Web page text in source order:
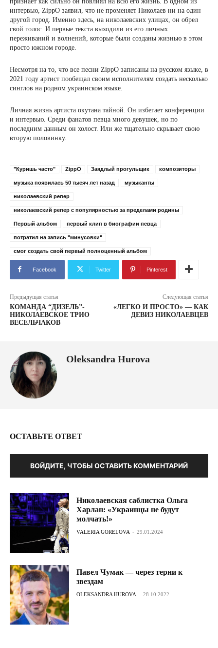
интервью, ZippO заявил, что не променяет Николаев ни на один
другой город. Именно здесь, на николаевских улицах, он обрел
свой голос. И первые текста выходили из его личных
переживаний и волнений, которые были созданы жизнью в этом
просто южном городе.
Несмотря на то, что все песни ZippO записаны на русском языке, в
2021 году артист пообещал своим исполнителям создать несколько
синглов на родном украинском языке.
Личная жизнь артиста окутана тайной. Он избегает конференции
и интервью. Среди фанатов певца много девушек, но по
последним данным он холост. Или же тщательно скрывает свою
вторую половинку.
"Куришь часто" ZippO Заядлый прогульщик композиторы
музыка появилась 50 тысяч лет назад музыканты
николаевский репер
николаевский репер с популярностью за пределами родины
Первый альбом первый клип в биографии певца
потратил на запись "минусовки"
смог создать свой первый полноценный альбом
Facebook Twitter Pinterest
Предыдущая статья
КОМАНДА “ДИЗЕЛЬ”-
НИКОЛАЕВСКОЕ ТРИО
ВЕСЕЛЬЧАКОВ
Следующая статья
«ЛЕГКО И ПРОСТО» — КАК
ДЕВИЗ НИКОЛАЕВЦЕВ
Oleksandra Hurova
ОСТАВЬТЕ ОТВЕТ
ВОЙДИТЕ, ЧТОБЫ ОСТАВИТЬ КОММЕНТАРИЙ
Николаевская саблистка Ольга
Харлан: «Украинцы не будут
молчать!»
VALERIA GORELOVA - 29.01.2024
Павел Чумак — через терни к
звездам
OLEKSANDRA HUROVA - 28.10.2022